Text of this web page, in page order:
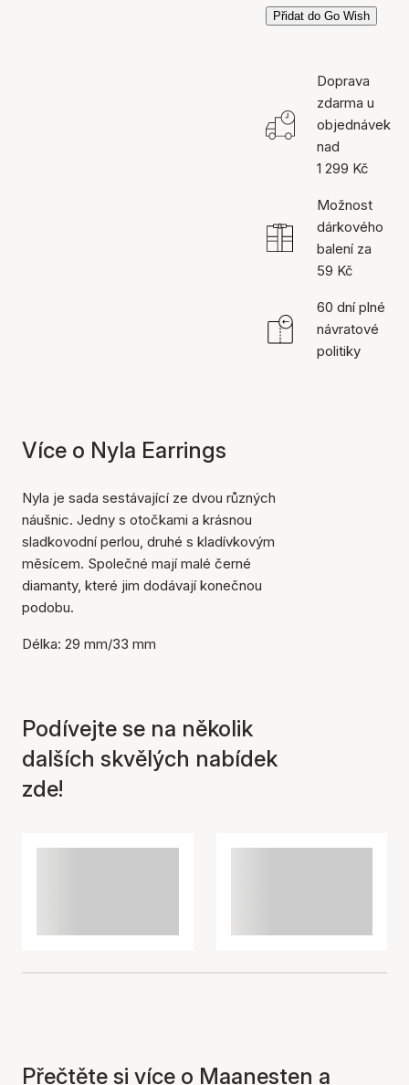
Přidat do Go Wish
Položka byla přidána do
košíku
Doprava
zdarma u
objednávek
nad
1 299 Kč
Možnost
dárkového
balení za
59 Kč
60 dní plné
návratové
politiky
Více o Nyla Earrings
Nyla je sada sestávající ze dvou různých
náušnic. Jedny s otočkami a krásnou
sladkovodní perlou, druhé s kladívkovým
měsícem. Společné mají malé černé
diamanty, které jim dodávají konečnou
podobu.
Délka: 29 mm/33 mm
Podívejte se na několik
dalších skvělých nabídek
zde!
Přečtěte si více o Maanesten a